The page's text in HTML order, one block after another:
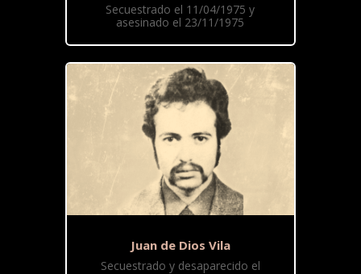
Secuestrado el 11/04/1975 y
asesinado el 23/11/1975
Juan de Dios Vila
Secuestrado y desaparecido el